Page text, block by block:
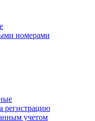
номерами
регистрацию
учетом